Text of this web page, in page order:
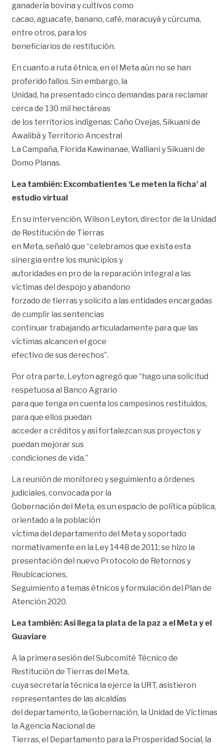
ganadería bovina y cultivos como
cacao, aguacate, banano, café, maracuyá y cúrcuma,
entre otros, para los
beneficiarios de restitución.
En cuanto a ruta étnica, en el Meta aún no se han
proferido fallos. Sin embargo, la
Unidad, ha presentado cinco demandas para reclamar
cerca de 130 mil hectáreas
de los territorios indígenas: Caño Ovejas, Sikuani de
Awalibá y Territorio Ancestral
La Campaña, Florida Kawinanae, Walliani y Sikuani de
Domo Planas.
Lea también: Excombatientes ‘Le meten la ficha’ al
estudio virtual
En su intervención, Wilson Leyton, director de la Unidad
de Restitución de Tierras
en Meta, señaló que “celebramos que exista esta
sinergia entre los municipios y
autoridades en pro de la reparación integral a las
víctimas del despojo y abandono
forzado de tierras y solicito a las entidades encargadas
de cumplir las sentencias
continuar trabajando articuladamente para que las
víctimas alcancen el goce
efectivo de sus derechos”.
Por otra parte, Leyton agregó que “hago una solicitud
respetuosa al Banco Agrario
para que tenga en cuenta los campesinos restituidos,
para que ellos puedan
acceder a créditos y así fortalezcan sus proyectos y
puedan mejorar sus
condiciones de vida.”
La reunión de monitoreo y seguimiento a órdenes
judiciales, convocada por la
Gobernación del Meta, es un espacio de política pública,
orientado a la población
víctima del departamento del Meta y soportado
normativamente en la Ley 1448 de 2011; se hizo la
presentación del nuevo Protocolo de Retornos y
Reubicaciones,
Seguimiento a temas étnicos y formulación del Plan de
Atención 2020.
Lea también: Así llega la plata de la paz a el Meta y el
Guaviare
A la primera sesión del Subcomité Técnico de
Restitución de Tierras del Meta,
cuya secretaría técnica la ejerce la URT, asistieron
representantes de las alcaldías
del departamento, la Gobernación, la Unidad de
la Agencia Nacional de
Tierras, el Departamento para la Prosperidad Social, la